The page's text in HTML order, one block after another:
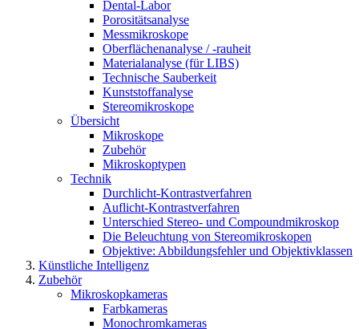
Dental-Labor
Porositätsanalyse
Messmikroskope
Oberflächenanalyse / -rauheit
Materialanalyse (für LIBS)
Technische Sauberkeit
Kunststoffanalyse
Stereomikroskope
Übersicht
Mikroskope
Zubehör
Mikroskoptypen
Technik
Durchlicht-Kontrastverfahren
Auflicht-Kontrastverfahren
Unterschied Stereo- und Compoundmikroskop
Die Beleuchtung von Stereomikroskopen
Objektive: Abbildungsfehler und Objektivklassen
Künstliche Intelligenz
Zubehör
Mikroskopkameras
Farbkameras
Monochromkameras